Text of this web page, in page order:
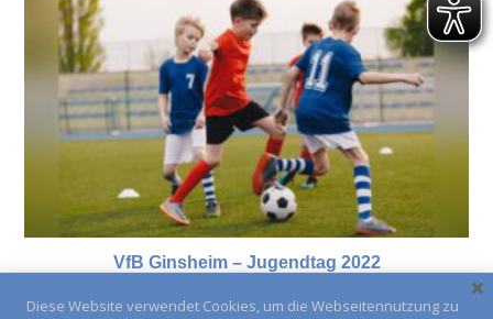
VfB Ginsheim – Jugendtag 2022
Diese Website verwendet Cookies, um die Webseitennutzung zu